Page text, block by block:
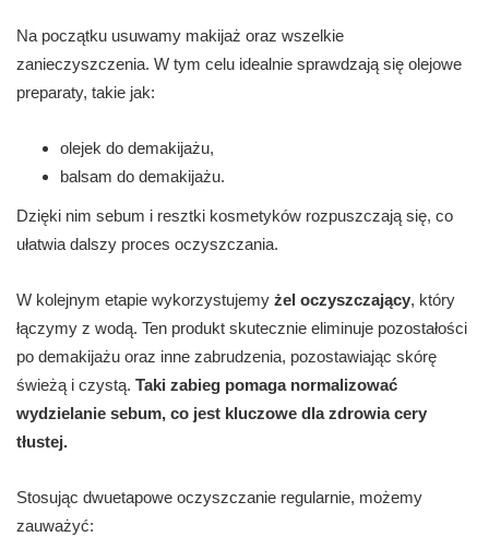
Na początku usuwamy makijaż oraz wszelkie
zanieczyszczenia. W tym celu idealnie sprawdzają się olejowe
preparaty, takie jak:
olejek do demakijażu,
balsam do demakijażu.
Dzięki nim sebum i resztki kosmetyków rozpuszczają się, co
ułatwia dalszy proces oczyszczania.
W kolejnym etapie wykorzystujemy żel oczyszczający, który
łączymy z wodą. Ten produkt skutecznie eliminuje pozostałości
po demakijażu oraz inne zabrudzenia, pozostawiając skórę
świeżą i czystą. Taki zabieg pomaga normalizować
wydzielanie sebum, co jest kluczowe dla zdrowia cery
tłustej.
Stosując dwuetapowe oczyszczanie regularnie, możemy
zauważyć: